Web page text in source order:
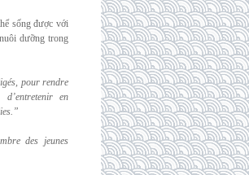
sống được với
dưỡng trong
pour rendre
en
des jeunes